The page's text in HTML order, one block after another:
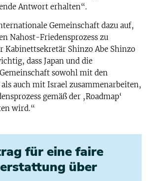
Antwort erhalten“.
Gemeinschaft dazu auf,
Nahost-Friedensprozess zu
Kabinettsekretär Shinzo Abe Shinzo
dass Japan und die
sowohl mit den
auch mit Israel zusammenarbeiten,
gemäß der ‚Roadmap‘
wird.“
für eine faire
über